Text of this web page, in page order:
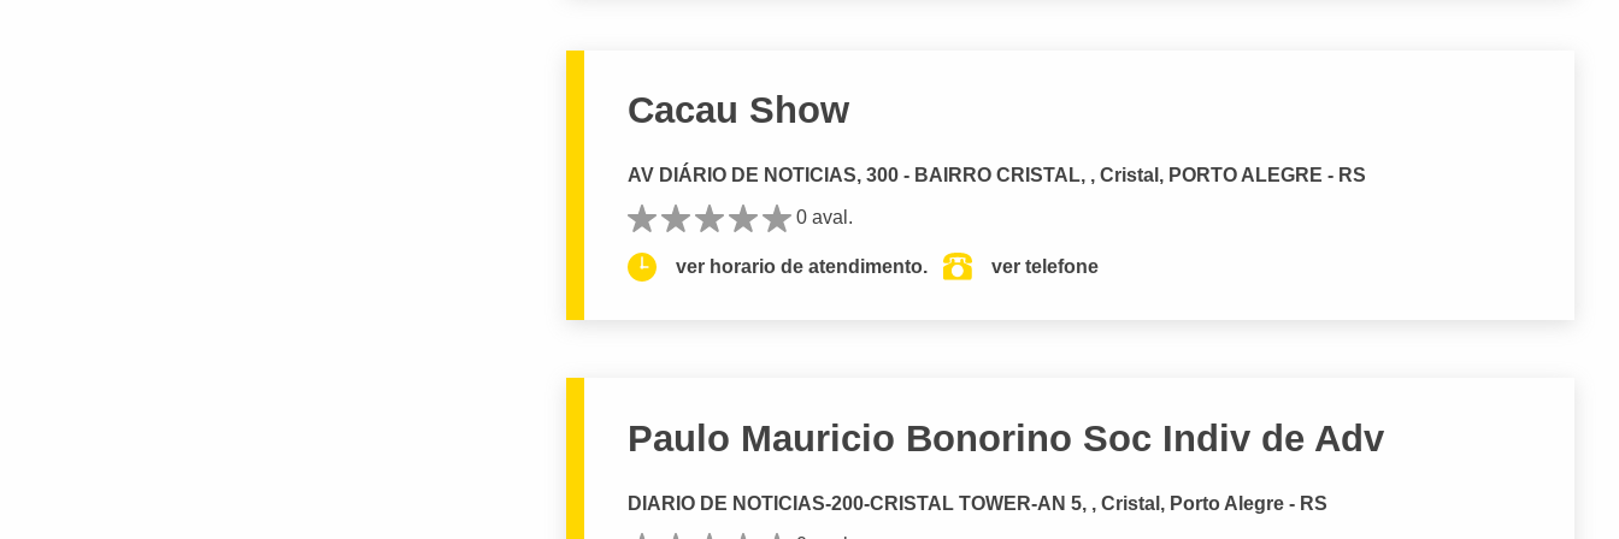
Cacau Show
AV DIÁRIO DE NOTICIAS, 300 - BAIRRO CRISTAL, , Cristal, PORTO ALEGRE - RS
0 aval.
ver horario de atendimento. ver telefone
Paulo Mauricio Bonorino Soc Indiv de Adv
DIARIO DE NOTICIAS-200-CRISTAL TOWER-AN 5, , Cristal, Porto Alegre - RS